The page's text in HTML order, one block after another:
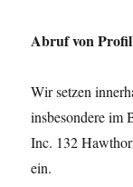
Abruf von
Wir setzen
insbesondere im
Inc. 132
ein.